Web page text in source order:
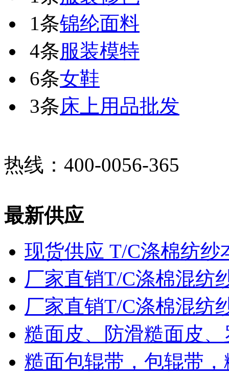
1条锦纶面料
4条服装模特
6条女鞋
3条床上用品批发
热线：400-0056-365
最新供应
现货供应 T/C涤棉纺纱
厂家直销T/C涤棉混纺
厂家直销T/C涤棉混纺
糙面皮、防滑糙面皮
糙面包辊带，包辊带